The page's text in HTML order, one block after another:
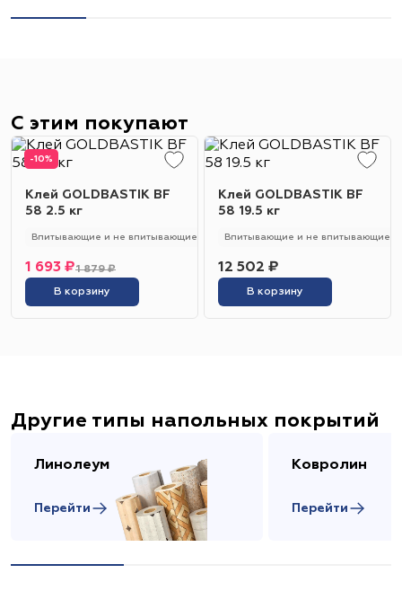
С этим покупают
-10%
Клей GOLDBASTIK BF
58 2.5 кг
Впитывающие и не впитывающие 250 - 280 гр/м2 Универсальный
1 879 ₽
1 693 ₽
В корзину
Клей GOLDBASTIK BF
58 19.5 кг
Впитывающие и не впитывающие
12 502 ₽
В корзину
Другие типы напольных покрытий
Линолеум
Перейти
Ковролин
Перейти